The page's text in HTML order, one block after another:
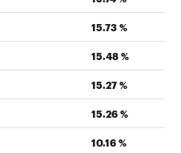
15.73 %
15.48 %
15.27 %
15.26 %
10.16 %